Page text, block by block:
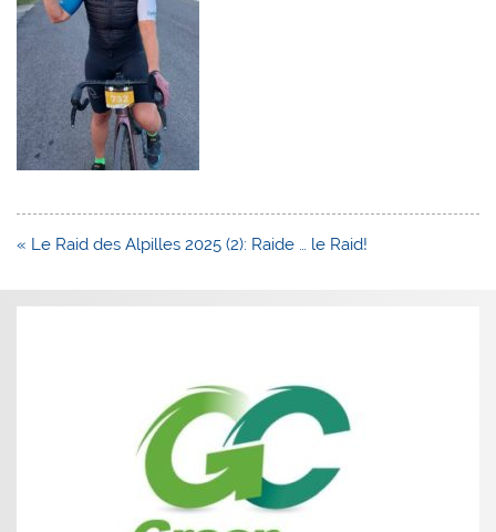
Navigation
l’article
« Le Raid des Alpilles 2025 (2): Raide … le Raid!